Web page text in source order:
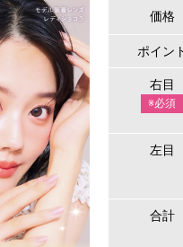
価格
ポイン
右目
※必須
左目
合計